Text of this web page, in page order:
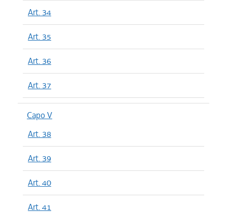
Art. 34
Art. 35
Art. 36
Art. 37
Capo V
Art. 38
Art. 39
Art. 40
Art. 41